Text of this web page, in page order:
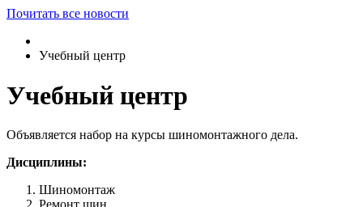
Почитать все новости
Учебный центр
Учебный центр
Объявляется набор на курсы шиномонтажного дела.
Дисциплины:
Шиномонтаж